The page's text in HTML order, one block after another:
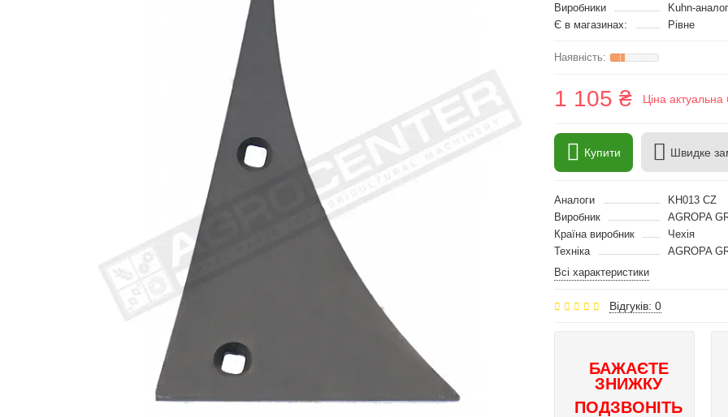
Виробники
Kuhn-аналог
Є в магазинах:
Рівне
1 105 ₴ Ціна актуальна
Купити Швидке
Аналоги
KH013 CZ
Виробник
AGROPA
Країна виробник
Чехія
Техніка
AGROPA
Всі характеристики
Відгуків: 0
БАЖАЄТЕ
ЗНИЖКУ
ПОДЗВОНІТЬ